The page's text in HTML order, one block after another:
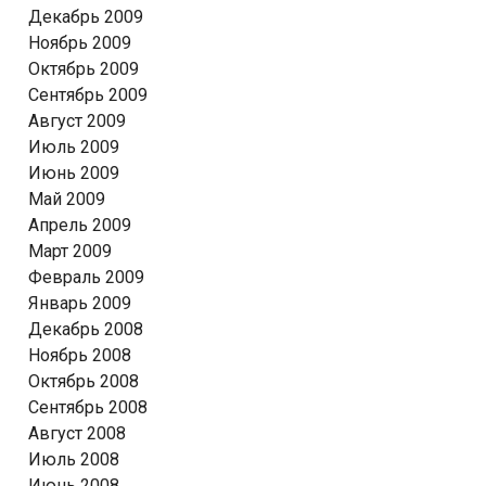
Декабрь 2009
Ноябрь 2009
Октябрь 2009
Сентябрь 2009
Август 2009
Июль 2009
Июнь 2009
Май 2009
Апрель 2009
Март 2009
Февраль 2009
Январь 2009
Декабрь 2008
Ноябрь 2008
Октябрь 2008
Сентябрь 2008
Август 2008
Июль 2008